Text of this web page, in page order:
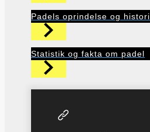
Padels oprindelse og
Statistik og fakta om padel